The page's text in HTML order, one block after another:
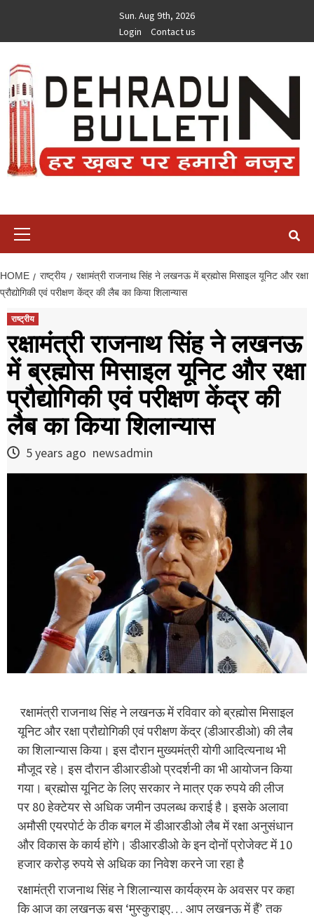
content
Sun. Aug 9th, 2026
Login
Contact us
HOME राष्ट्रीय
रक्षामंत्री राजनाथ सिंह ने लखनऊ में ब्रह्मोस मिसाइल यूनिट और रक्षा
प्रौद्योगिकी एवं परीक्षण केंद्र की लैब का किया शिलान्यास
राष्ट्रीय
रक्षामंत्री राजनाथ सिंह ने लखनऊ
में ब्रह्मोस मिसाइल यूनिट और रक्षा
प्रौद्योगिकी एवं परीक्षण केंद्र की
लैब का किया शिलान्यास
5 years ago newsadmin
रक्षामंत्री राजनाथ सिंह ने लखनऊ में रविवार को ब्रह्मोस मिसाइल
यूनिट और रक्षा प्रौद्योगिकी एवं परीक्षण केंद्र (डीआरडीओ) की लैब
का शिलान्यास किया। इस दौरान मुख्यमंत्री योगी आदित्यनाथ भी
मौजूद रहे। इस दौरान डीआरडीओ प्रदर्शनी का भी आयोजन किया
गया। ब्रह्मोस यूनिट के लिए सरकार ने मात्र एक रुपये की लीज
पर 80 हेक्टेयर से अधिक जमीन उपलब्ध कराई है। इसके अलावा
अमौसी एयरपोर्ट के ठीक बगल में डीआरडीओ लैब में रक्षा अनुसंधान
और विकास के कार्य होंगे। डीआरडीओ के इन दोनों प्रोजेक्ट में 10
हजार करोड़ रुपये से अधिक का निवेश करने जा रहा है
रक्षामंत्री राजनाथ सिंह ने शिलान्यास कार्यक्रम के अवसर पर कहा
कि आज का लखनऊ बस ‘मुस्कुराइए… आप लखनऊ में हैं’ तक